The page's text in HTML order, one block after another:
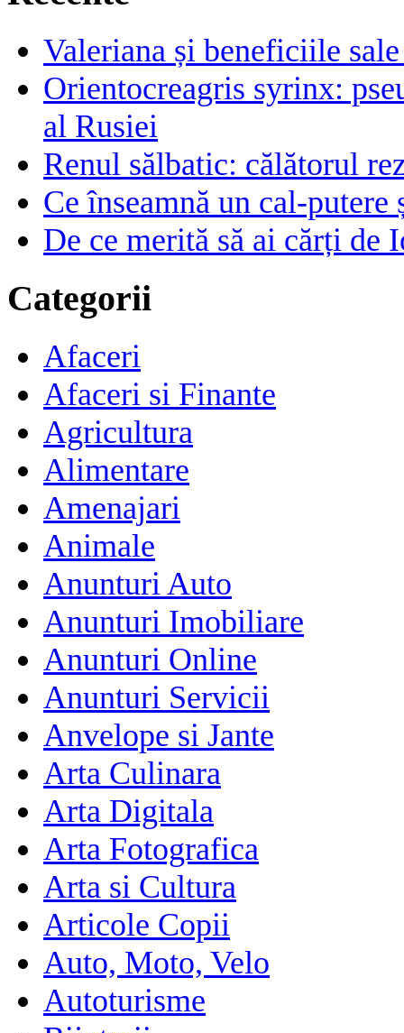
Valeriana și beneficiile
Orientocreagris syrinx:
al Rusiei
Renul sălbatic: călătorul
Ce înseamnă un cal-putere
De ce merită să ai cărți de
Categorii
Afaceri
Afaceri si Finante
Agricultura
Alimentare
Amenajari
Animale
Anunturi Auto
Anunturi Imobiliare
Anunturi Online
Anunturi Servicii
Anvelope si Jante
Arta Culinara
Arta Digitala
Arta Fotografica
Arta si Cultura
Articole Copii
Auto, Moto, Velo
Autoturisme